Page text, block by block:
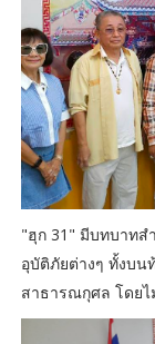
"ฮุก 31" มีบทบาทส
อุบัติภัยต่างๆ ทั้งบน
สาธารณกุศล โดยไ